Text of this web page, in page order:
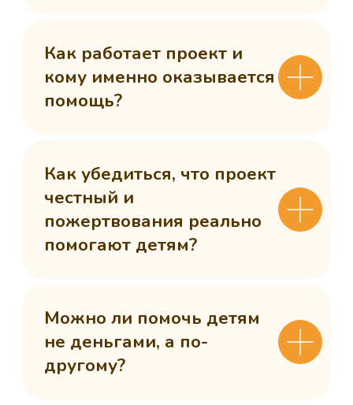
Сайт запустила Молния
Контакты
Правила проекта
Договор-оферта
© 2025. Все права защищены